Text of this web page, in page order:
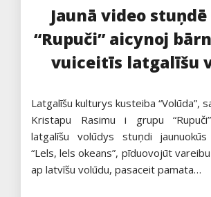
Jaunā video
“Rupuči” aicynoj
vuiceitīs latgalīšu
Latgalīšu kulturys kusteiba “Volūda”,
Kristapu Rasimu i grupu
latgalīšu volūdys stuņdi
“Lels, lels okeans”, pīduovojūt
ap latvīšu volūdu, pasaceit pamata…